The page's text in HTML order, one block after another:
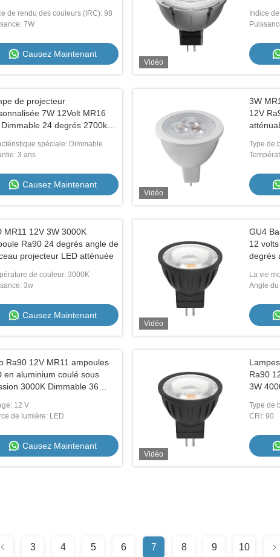
3.5Wattage GU10 Mini projecteurs avec
angle de rayonnement de 36 degrés
Petite taille 4000K RA90
Vidéo
Les ampoules à
gamme 7.5W 1800K
chaud 24 degrés
Causez
de rendu des couleurs (IRC): 98
7W
Causez Maintenant
Vidéo
Indice
de projecteur
7W 12Volt MR16
Dimmable 24 degrés 2700k
spéciale: Dimmable
3 ans
Causez Maintenant
Vidéo
3W
12V
Type de
MR11 12V 3W 3000K
Ra90 24 degrés angle de
projecteur LED atténuée
de couleur: 3000K
3w
Causez Maintenant
Vidéo
GU4
12
degrés
La vie
Angle
Ra90 12V MR11 ampoules
en aluminium coulé sous
3000K Dimmable 36
12 V
de lumière: LED
Causez Maintenant
Vidéo
Ra90
3W
Type de
CRI: 90
3 4 5 6 7 8 9 10